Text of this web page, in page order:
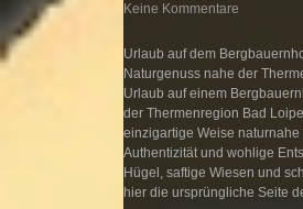
Keine Kommentare
Urlaub auf dem
Naturgenuss nahe der
Urlaub auf einem
der Thermenregion Bad
einzigartige Weise
Authentizität und wohlige
Hügel, saftige Wiesen und
hier die ursprüngliche Seite